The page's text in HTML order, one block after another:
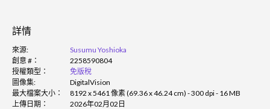
詳情
來源:
Susumu Yoshioka
創意 #：
2258590804
授權類型：
免版稅
圖像集:
DigitalVision
最大檔案大小：
8192 x 5461 像素 (69.36 x 46.24 cm) - 300 dpi - 16 MB
上傳日期：
2026年02月02日